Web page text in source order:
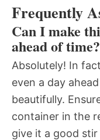
Frequently
Can I make
ahead of time?
Absolutely! In
even a day
beautifully.
container in the
give it a good